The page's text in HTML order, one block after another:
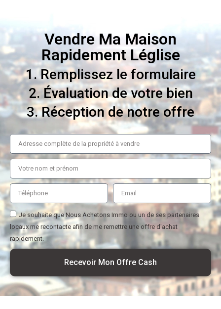
Vendre Ma Maison
Rapidement Léglise
1. Remplissez le formulaire
2. Évaluation de votre bien
3. Réception de notre offre
Je souhaite que Nous Achetons Immo ou un de ses partenaires
locaux me recontacte afin de me remettre une offre d'achat
rapidement.
Recevoir Mon Offre Cash